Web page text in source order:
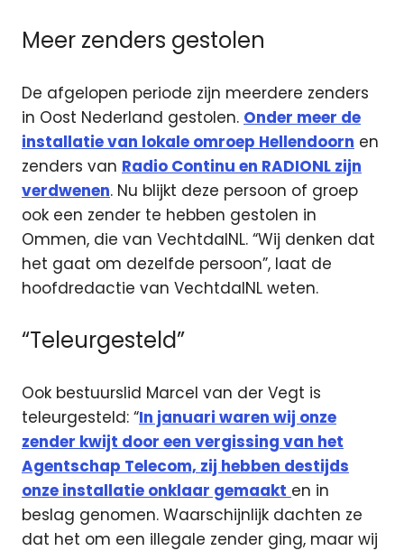
Meer zenders gestolen
De afgelopen periode zijn meerdere zenders
in Oost Nederland gestolen. Onder meer de
installatie van lokale omroep Hellendoorn en
zenders van Radio Continu en RADIONL zijn
verdwenen. Nu blijkt deze persoon of groep
ook een zender te hebben gestolen in
Ommen, die van VechtdalNL. “Wij denken dat
het gaat om dezelfde persoon”, laat de
hoofdredactie van VechtdalNL weten.
“Teleurgesteld”
Ook bestuurslid Marcel van der Vegt is
teleurgesteld: “In januari waren wij onze
zender kwijt door een vergissing van het
Agentschap Telecom, zij hebben destijds
onze installatie onklaar gemaakt en in
beslag genomen. Waarschijnlijk dachten ze
dat het om een illegale zender ging, maar wij